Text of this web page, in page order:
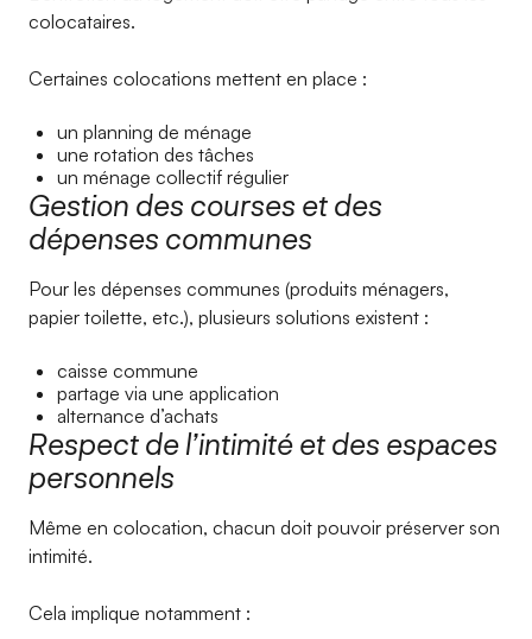
colocataires.
Certaines colocations mettent en place :
un planning de ménage
une rotation des tâches
un ménage collectif régulier
Gestion des courses et des
dépenses communes
Pour les dépenses communes (produits ménagers,
papier toilette, etc.), plusieurs solutions existent :
caisse commune
partage via une application
alternance d’achats
Respect de l’intimité et des espaces
personnels
Même en colocation, chacun doit pouvoir préserver son
intimité.
Cela implique notamment :